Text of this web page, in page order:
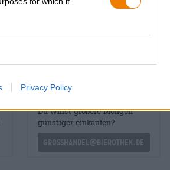
Privacy Policy
rivela un'esperienza fruttata rinfrescante
sboccia su un sottile letto di malto e
di Poppels Bryggeri è l'IPA perfetta
Du willst größere Mengen
günstiger einkaufen?
grosshandel@bierothek.de